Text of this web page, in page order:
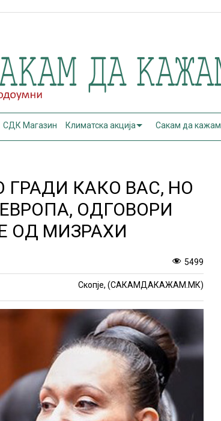
СДК Магазин Климатска акција Сакам да кажам
КАКО ВАС, НО
ОДГОВОРИ
ОД МИЗРАХИ
5499
Скопје, (САКАМДАКАЖАМ.МК)